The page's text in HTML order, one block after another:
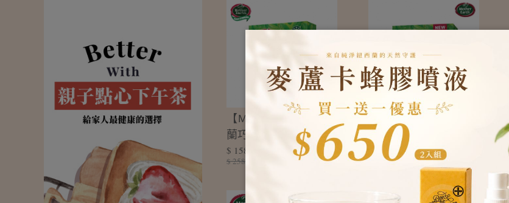
【Mother Earth】紐西
蘭巧克力布朗尼營養威
力棒-200g
$ 158
$ 258
【Mother Earth】紐西
蘭焦糖巧克力燕麥蛋白
烘焙棒-200g
$ 158
$ 258